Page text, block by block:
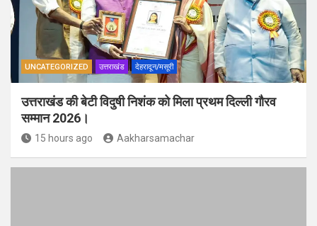
UNCATEGORIZED उत्तराखंड देहरादून/मसूरी
उत्तराखंड की बेटी विदुषी निशंक को मिला प्रथम दिल्ली गौरव
सम्मान 2026।
15 hours ago Aakharsamachar